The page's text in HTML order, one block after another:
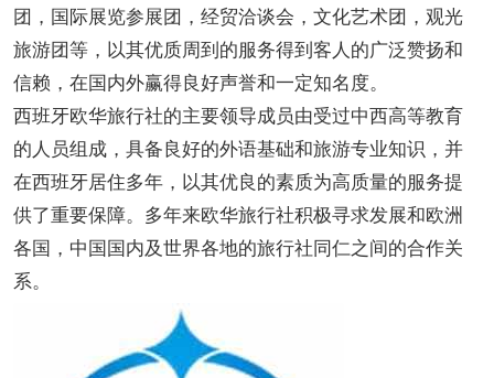
团，国际展览参展团，经贸洽谈会，文化艺术团，观光
旅游团等，以其优质周到的服务得到客人的广泛赞扬和
信赖，在国内外赢得良好声誉和一定知名度。
西班牙欧华旅行社的主要领导成员由受过中西高等教育
的人员组成，具备良好的外语基础和旅游专业知识，并
在西班牙居住多年，以其优良的素质为高质量的服务提
供了重要保障。多年来欧华旅行社积极寻求发展和欧洲
各国，中国国内及世界各地的旅行社同仁之间的合作关
系。